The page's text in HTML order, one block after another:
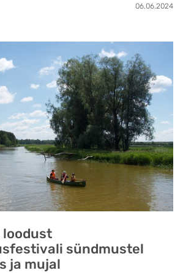
06.06.2024
loodust
sündmustel
ja mujal